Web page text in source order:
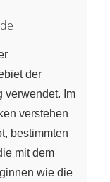
der
verwendet. Im
verstehen
bestimmten
mit dem
wie die